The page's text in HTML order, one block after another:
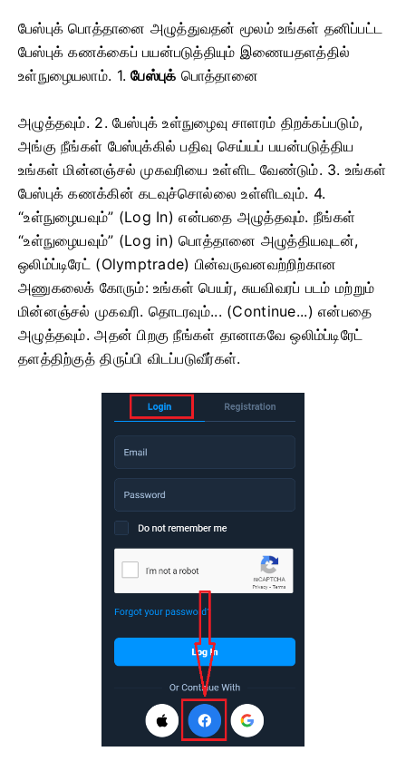
பேஸ்புக் பொத்தானை அழுத்துவதன் மூலம் உங்கள் தனிப்பட்ட
பேஸ்புக் கணக்கைப் பயன்படுத்தியும் இணையதளத்தில்
உள்நுழையலாம். 1.பேஸ்புக் பொத்தானை
அழுத்தவும். 2. பேஸ்புக் உள்நுழைவு சாளரம் திறக்கப்படும்,
அங்கு நீங்கள் பேஸ்புக்கில் பதிவு செய்யப் பயன்படுத்திய
உங்கள் மின்னஞ்சல் முகவரியை உள்ளிட வேண்டும். 3. உங்கள்
பேஸ்புக் கணக்கின் கடவுச்சொல்லை உள்ளிடவும். 4.
“உள்நுழையவும்” (Log In) என்பதை அழுத்தவும். நீங்கள்
“உள்நுழையவும்” (Log in) பொத்தானை அழுத்தியவுடன்,
ஒலிம்ப்டிரேட் (Olymptrade) பின்வருவனவற்றிற்கான
அணுகலைக் கோரும்: உங்கள் பெயர், சுயவிவரப் படம் மற்றும்
மின்னஞ்சல் முகவரி. தொடரவும்... (Continue...) என்பதை
அழுத்தவும்.அதன் பிறகு நீங்கள் தானாகவே ஒலிம்ப்டிரேட்
தளத்திற்குத் திருப்பி விடப்படுவீர்கள்.